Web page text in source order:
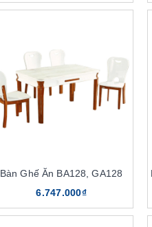
Bàn Ghế Ăn BA128, GA128
6.747.000₫